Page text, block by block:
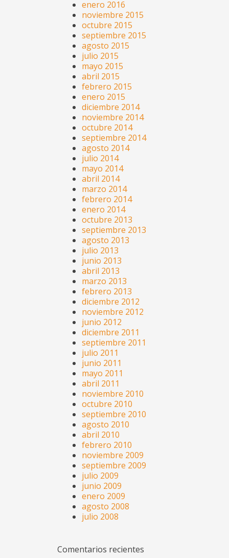
enero 2016
noviembre 2015
octubre 2015
septiembre 2015
agosto 2015
julio 2015
mayo 2015
abril 2015
febrero 2015
enero 2015
diciembre 2014
noviembre 2014
octubre 2014
septiembre 2014
agosto 2014
julio 2014
mayo 2014
abril 2014
marzo 2014
febrero 2014
enero 2014
octubre 2013
septiembre 2013
agosto 2013
julio 2013
junio 2013
abril 2013
marzo 2013
febrero 2013
diciembre 2012
noviembre 2012
junio 2012
diciembre 2011
septiembre 2011
julio 2011
junio 2011
mayo 2011
abril 2011
noviembre 2010
octubre 2010
septiembre 2010
agosto 2010
abril 2010
febrero 2010
noviembre 2009
septiembre 2009
julio 2009
junio 2009
enero 2009
agosto 2008
julio 2008
Comentarios recientes